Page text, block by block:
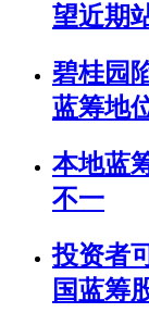
望近期
碧桂园
蓝筹地
本地蓝
不一
投资者
国蓝筹